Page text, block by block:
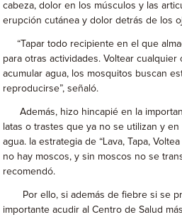
cabeza, dolor en los músculos y las
erupción cutánea y dolor detrás de los
“Tapar todo recipiente en el que
para otras actividades. Voltear
acumular agua, los mosquitos buscan
reproducirse”, señaló.
Además, hizo hincapié en la
latas o trastes que ya no se utilizan y
agua. la estrategia de “Lava, Tapa,
no hay moscos, y sin moscos no se
recomendó.
Por ello, si además de fiebre si se
importante acudir al Centro de Salud